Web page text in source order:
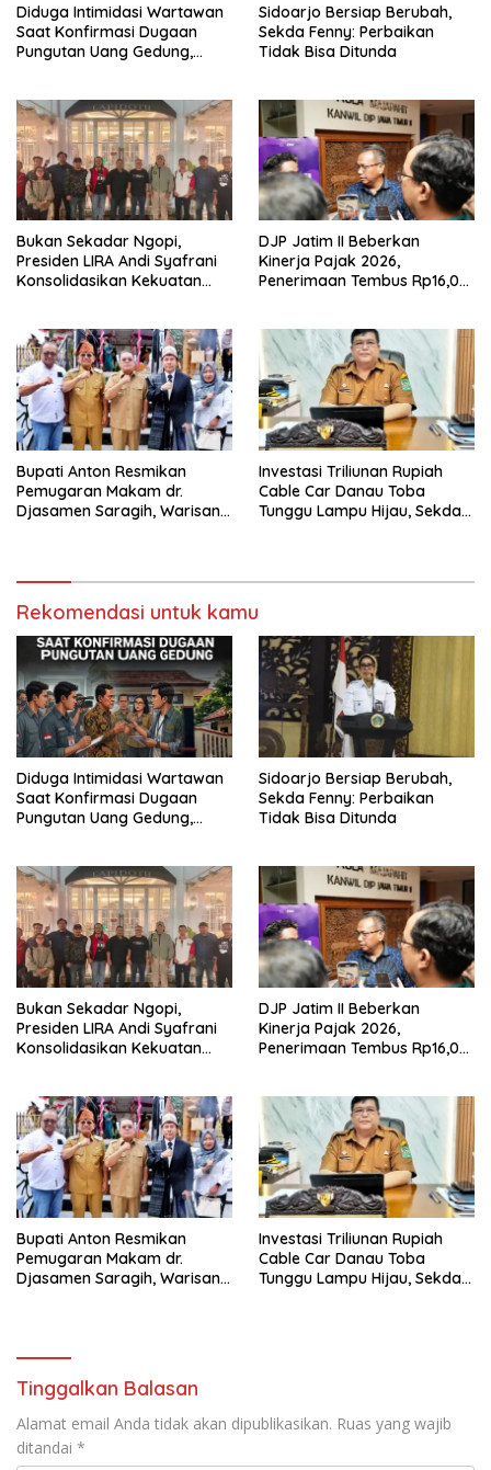
Diduga Intimidasi Wartawan
Saat Konfirmasi Dugaan
Pungutan Uang Gedung,
Buka suara
Sidoarjo Bersiap Berubah,
Sekda Fenny: Perbaikan
Tidak Bisa Ditunda
Bukan Sekadar Ngopi,
Presiden LIRA Andi Syafrani
Konsolidasikan Kekuatan
DJP Jatim II Beberkan
Kinerja Pajak 2026,
Penerimaan Tembus Rp16,08
Bupati Anton Resmikan
Pemugaran Makam dr.
Djasamen Saragih, Warisan
Investasi Triliunan Rupiah
Cable Car Danau Toba
Tunggu Lampu Hijau, Sekda
Rekomendasi untuk kamu
Diduga Intimidasi Wartawan
Saat Konfirmasi Dugaan
Pungutan Uang Gedung,
Buka suara
Sidoarjo Bersiap Berubah,
Sekda Fenny: Perbaikan
Tidak Bisa Ditunda
Bukan Sekadar Ngopi,
Presiden LIRA Andi Syafrani
Konsolidasikan Kekuatan
DJP Jatim II Beberkan
Kinerja Pajak 2026,
Penerimaan Tembus Rp16,08
Bupati Anton Resmikan
Pemugaran Makam dr.
Djasamen Saragih, Warisan
Investasi Triliunan Rupiah
Cable Car Danau Toba
Tunggu Lampu Hijau, Sekda
Tinggalkan Balasan
Alamat email Anda tidak akan dipublikasikan. Ruas yang wajib
ditandai *